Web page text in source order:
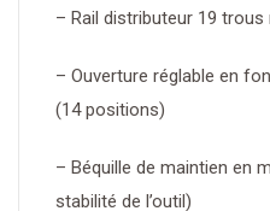
– Rail distributeur 19 trous
– Ouverture réglable en
(14 positions)
– Béquille de maintien en
stabilité de l’outil)